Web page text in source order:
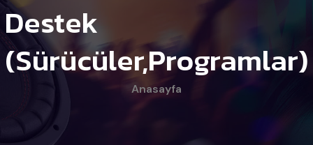
Destek
(Sürücüler,programlar)
Anasayfa